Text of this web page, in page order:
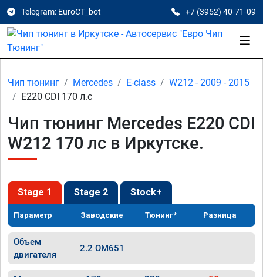
Telegram: EuroCT_bot +7 (3952) 40-71-09
Чип тюнинг Mercedes E-class
W212 - 2009 - 2015
E220 CDI 170 л.с
Чип тюнинг Mercedes E220 CDI
W212 170 лс в Иркутске.
Stage 1 Stage 2 Stock+
Параметр Заводские Тюнинг* Разница
Объем
двигателя
2.2 OM651